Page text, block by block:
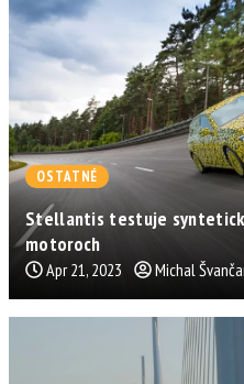
OSTATNÉ
Stellantis testuje
motoroch
Apr 21, 2023 Michal